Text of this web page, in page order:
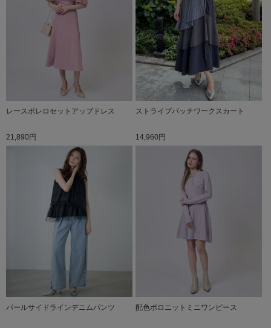
レースボレロセットアップドレス
21,890円
ストライプパッチワークスカート
14,960円
パールサイドラインデニムパンツ 配色ポロニットミニワンピース